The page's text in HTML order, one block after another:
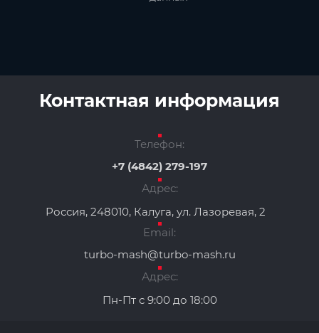
Контактная информация
Телефон:
+7 (4842) 279-197
Адрес:
Россия, 248010, Калуга, ул. Лазоревая, 2
Email:
turbo-mash@turbo-mash.ru
Адрес:
Пн-Пт с 9:00 до 18:00